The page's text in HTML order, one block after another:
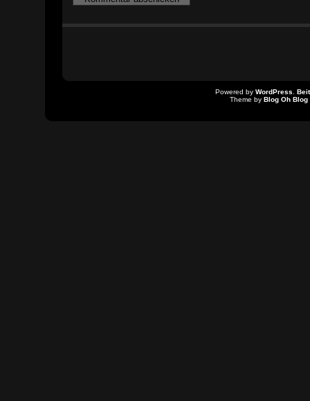
Powered by WordPress
Theme by Blog Oh Blog